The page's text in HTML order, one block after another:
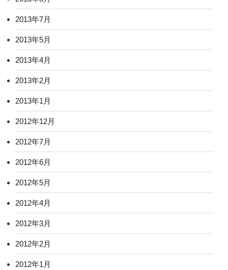
2013年7月
2013年5月
2013年4月
2013年2月
2013年1月
2012年12月
2012年7月
2012年6月
2012年5月
2012年4月
2012年3月
2012年2月
2012年1月